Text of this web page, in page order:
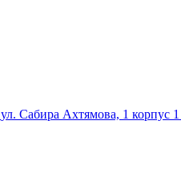
ул. Сабира Ахтямова, 1 корпус 1